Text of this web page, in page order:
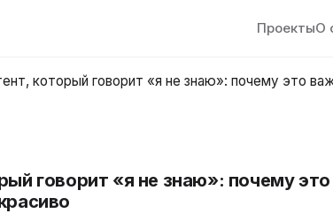
ПроектыО
который говорит «я не знаю»: почему это
говорит «я не знаю»: почему